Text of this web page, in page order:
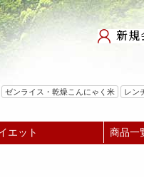
ゼンライス・乾燥こんにゃく米 レン
エット 商品一